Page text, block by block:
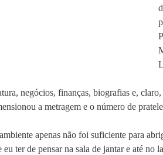
negócios, finanças, biografias e,
a metragem e o número de
apenas não foi suficiente para
ter de pensar na sala de jantar e até